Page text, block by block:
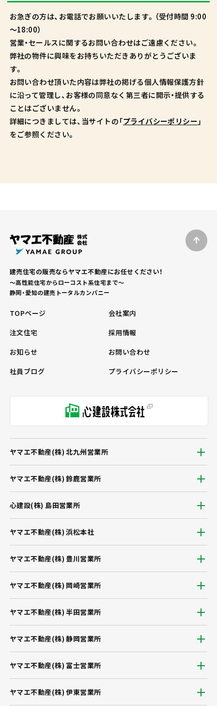
お急ぎの方は、お電話でお願いいたします。（受付時間 9:00
～18:00）
営業・セールスに関するお問い合わせはご遠慮ください。
弊社の物件に興味をお持ちいただきありがとうございま
す。
お問い合わせ頂いた内容は弊社の掲げる個人情報保護方針
に沿って管理し、お客様の同意なく第三者に開示・提供する
ことはございません。
詳細につきましては、当サイトの「プライバシーポリシー」
をご参照ください。
建売住宅の販売ならヤマエ不動産にお任せください！
～高性能住宅からローコスト系住宅まで～
静岡・愛知の建売トータルカンパニー
TOPページ
会社案内
注文住宅
採用情報
お知らせ
お問い合わせ
社員ブログ
プライバシーポリシー
ヤマエ不動産(株) 浜松本社
ヤマエ不動産(株) 静岡営業所
ヤマエ不動産(株) 豊川営業所
ヤマエ不動産(株) 富士営業所
ヤマエ不動産(株) 岡崎営業所
ヤマエ不動産(株) 伊東営業所
ヤマエ不動産(株) 半田営業所
ヤマエ不動産(株) 北九州営業所
ヤマエ不動産(株) 鈴鹿営業所
心建設(株) 島田営業所